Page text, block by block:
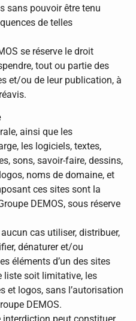
sans pouvoir être tenu
de telles
se réserve le droit
tout ou partie des
et/ou de leur publication, à
ainsi que les
les logiciels, textes,
sons, savoir-faire, dessins,
noms de domaine, et
ces sites sont la
DEMOS, sous réserve
cas utiliser, distribuer,
dénaturer et/ou
éléments d’un des sites
liste soit limitative, les
et logos, sans l’autorisation
DEMOS.